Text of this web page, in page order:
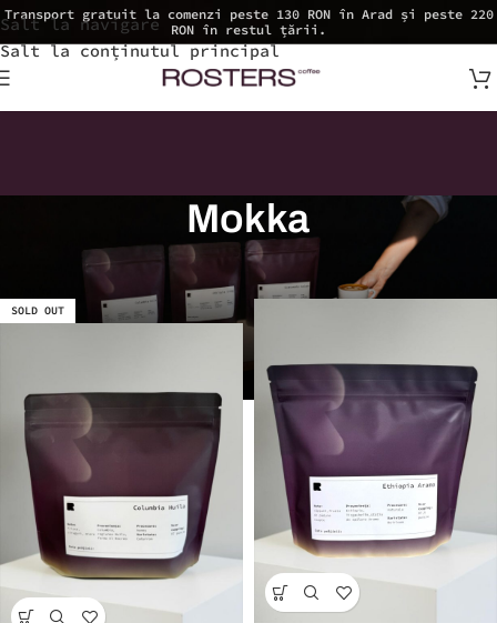
Salt la navigare
Salt la conținutul principal
Transport gratuit la comenzi peste 130 RON în Arad și peste 220
RON în restul țării.
Mokka
SOLD OUT